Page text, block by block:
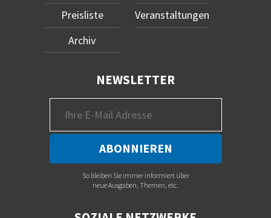
Preisliste
Archiv
Veranstaltungen
NEWSLETTER
So bleiben Sie immer informiert über
neue Ausgaben, Themen, etc.